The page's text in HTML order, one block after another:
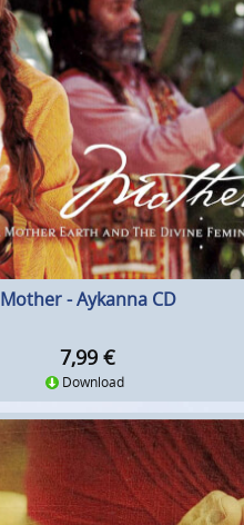
Mother - Aykanna CD
7,99 €
Download